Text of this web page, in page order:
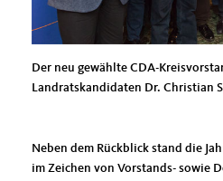
Der neu gewählte CDA-
Landratskandidaten Dr. Christian
Neben dem Rückblick stand die
im Zeichen von Vorstands- sowie